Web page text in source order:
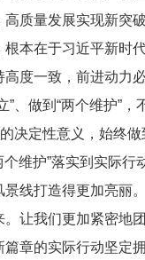
高质量发展实现新
本在于习近平新时
度一致，前进动力
做到“两个维护”，
决定性意义，始终
个维护”落实到实际
线打造得更加亮丽
我们更加紧密地团
章的实际行动坚定